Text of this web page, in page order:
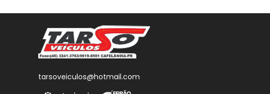
tarsoveiculos@hotmail.com